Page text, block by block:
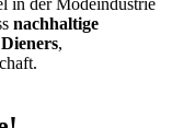
in der Modeindustrie
nachhaltige
,